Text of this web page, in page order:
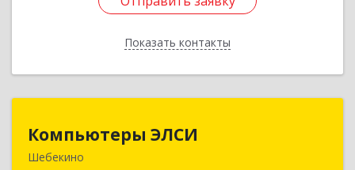
Показать контакты
Назад
Компьютеры ЭЛСИ
Шебекино